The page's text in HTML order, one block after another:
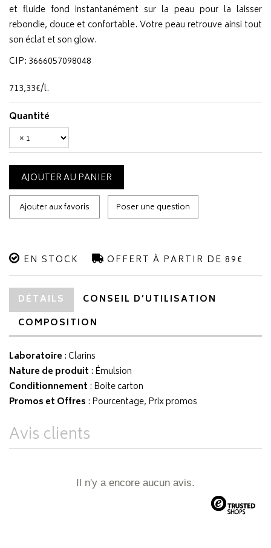
et fluide fond instantanément sur la peau pour la laisser
rebondie, douce et confortable. Votre peau retrouve ainsi tout
son éclat et son glow.
CIP: 3666057098048
713,33€/l.
Quantité
AJOUTER AU PANIER
Ajouter aux favoris Poser une question
EN STOCK OFFERT À PARTIR DE 89€
DÉTAILS
CONSEIL D’UTILISATION
COMPOSITION
Laboratoire :Clarins
Nature de produit : Émulsion
Conditionnement : Boite carton
Promos et Offres : Pourcentage, Prix promos
Avis clients
Il n'y a encore aucun avis.